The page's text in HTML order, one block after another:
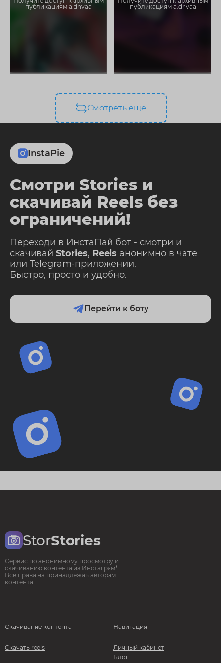
публикациям a.dnvaa
публикациям a.dnvaa
Смотреть еще
InstaPie
Смотри Stories и
скачивай Reels без
ограничений!
Переходи в ИнстаПай бот - смотри и
скачивай Stories, Reels анонимно в чате
или Telegram-приложении.
Быстро, просто и удобно.
Перейти к боту
StorStories
Сервис по анонимному просмотру и
скачиванию контента из Инстаграм*.
Все права на принадлежаь авторам
контента.
Скачивание контента
Скачать reels
Навигация
Личный кабинет
Блог